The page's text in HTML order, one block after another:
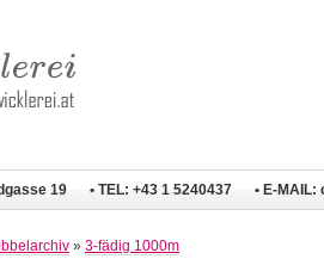
19 • TEL: +43 1 5240437 • E-MAIL:
» 3-fädig 1000m